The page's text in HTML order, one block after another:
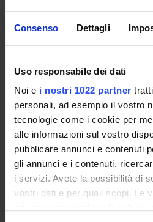
Consenso Dettagli
Uso responsabile dei dati
Noi e i nostri 1022 partner
personali, ad esempio il vostro
tecnologie come i cookie per
alle informazioni sul vostro
pubblicare annunci e contenuti
gli annunci e i contenuti,
i servizi. Avete la possibilità di
vostri dati e per quali scopi. Le
CORSI DI STUDIO
DOTTORATI, MASTER E
Contatti
Persone
Luoghi
Calendario